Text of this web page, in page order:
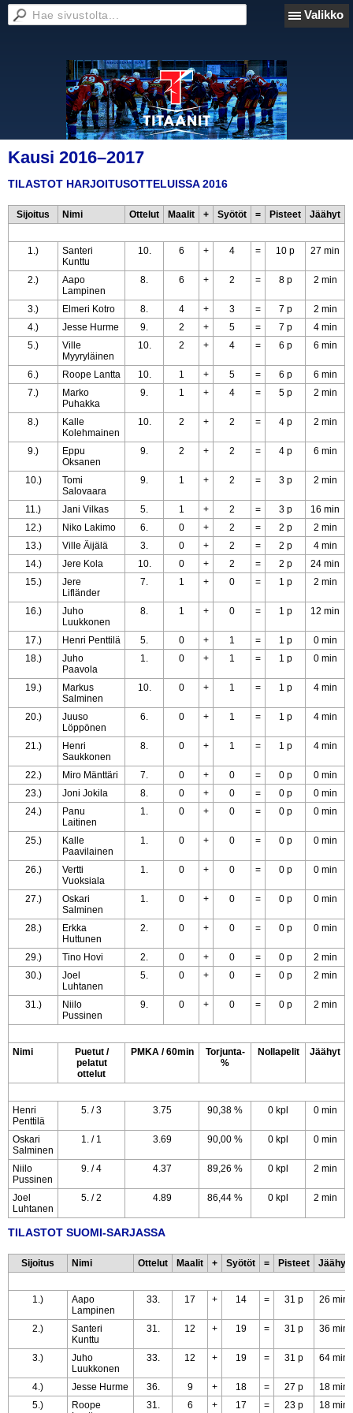
Valikko
Kausi 2016–2017
TILASTOT HARJOITUSOTTELUISSA 2016
Sijoitus Nimi Ottelut Maalit + Syötöt = Pisteet Jäähyt
1.)
Santeri
Kunttu
10. 6 + 4 = 10 p 27 min
2.)
Aapo
Lampinen
8. 6 + 2 = 8 p 2 min
3.) Elmeri Kotro 8. 4 + 3 = 7 p
2 min
4.)
Jesse Hurme 9. 2 + 5 = 7 p
4 min
5.)
Ville
Myyryläinen
10. 2 + 4 = 6 p 6 min
6.) Roope Lantta 10. 1 + 5 = 6 p
6 min
7.)
Marko
Puhakka
9. 1 + 4 = 5 p 2 min
8.)
Kalle
Kolehmainen
10. 2 + 2 = 4 p 2 min
9.)
Eppu
Oksanen
9. 2 + 2 = 4 p 6 min
10.)
Tomi
Salovaara
9. 1 + 2 = 3 p 2 min
11.) Jani Vilkas 5. 1 + 2 = 3 p
16 min
12.)
Niko Lakimo 6. 0 + 2 = 2 p
2 min
13.)
Ville Äijälä 3. 0 + 2 = 2 p
4 min
14.)
Jere Kola 10. 0 + 2 = 2 p
24 min
15.)
Jere
Lifländer
7. 1 + 0 = 1 p 2 min
16.)
Juho
Luukkonen
8. 1 + 0 = 1 p 12 min
17.) Henri Penttilä 5. 0 + 1 = 1 p
0 min
18.)
Juho
Paavola
1. 0 + 1 = 1 p 0 min
19.)
Markus
Salminen
10. 0 + 1 = 1 p 4 min
20.)
Juuso
Löppönen
6. 0 + 1 = 1 p 4 min
21.)
Henri
Saukkonen
8. 0 + 1 = 1 p 4 min
22.) Miro Mänttäri 7. 0 + 0 = 0 p
0 min
23.)
Joni Jokila 8. 0 + 0 = 0 p
0 min
24.)
Panu
Laitinen
1. 0 + 0 = 0 p 0 min
25.)
Kalle
Paavilainen
1. 0 + 0 = 0 p 0 min
26.)
Vertti
Vuoksiala
1. 0 + 0 = 0 p 0 min
27.)
Oskari
Salminen
1. 0 + 0 = 0 p 0 min
28.)
Erkka
Huttunen
2. 0 + 0 = 0 p 0 min
29.) Tino Hovi 2. 0 + 0 = 0 p
2 min
30.)
Joel
Luhtanen
5. 0 + 0 = 0 p 2 min
31.)
Niilo
Pussinen
9. 0 + 0 = 0 p 2 min
Nimi
Puetut /
pelatut
ottelut
PMKA / 60min
Torjunta-
%
Nollapelit Jäähyt
Henri
Penttilä
5. / 3 3.75 90,38 % 0 kpl 0 min
Oskari
Salminen
1. / 1 3.69 90,00 % 0 kpl 0 min
Niilo
Pussinen
9. / 4 4.37 89,26 % 0 kpl 2 min
Joel
Luhtanen
5. / 2 4.89 86,44 % 0 kpl 2 min
TILASTOT SUOMI-SARJASSA
Sijoitus Nimi Ottelut Maalit + Syötöt = Pisteet Jäähyt
1.)
Aapo
Lampinen
33. 17 + 14 = 31 p 26 min
2.)
Santeri
Kunttu
31. 12 + 19 = 31 p 36 min
3.)
Juho
Luukkonen
33. 12 + 19 = 31 p 64 min
4.) Jesse Hurme 36. 9 + 18 = 27 p
18 min
5.)
Roope
31. 6 + 17 = 23 p 18 min